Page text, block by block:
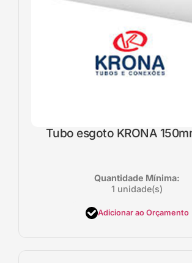
Tubo esgoto KRONA
Quantidade Mínima:
1 unidade(s)
Adicionar ao Orçamento